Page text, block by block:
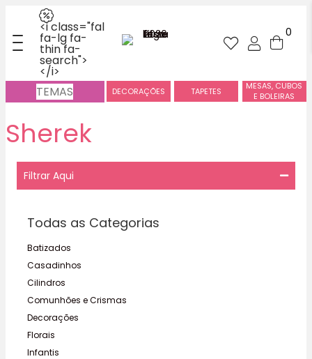
<i class="fal
fa-lg fa-
thin fa-
search">
</i>
0
TEMAS DECORAÇÕES TAPETES
MESAS, CUBOS
E BOLEIRAS
Sherek
Filtrar Aqui
Todas as Categorias
Batizados
Casadinhos
Cilindros
Comunhões e Crismas
Decorações
Florais
Infantis